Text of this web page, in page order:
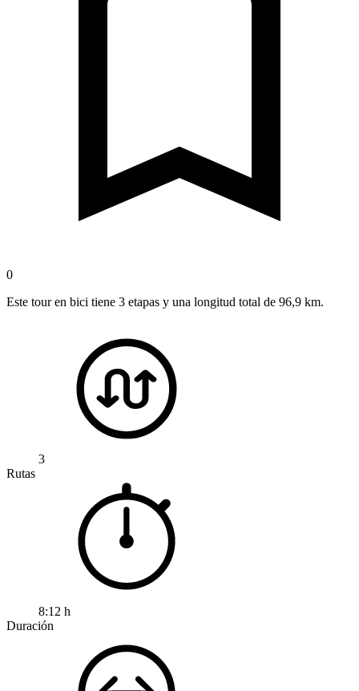
0
Este tour en bici tiene 3 etapas y una longitud total de 96,9 km.
3
Rutas
8:12 h
Duración